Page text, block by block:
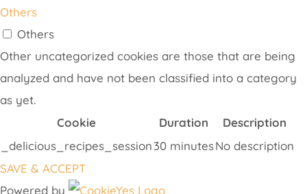
Others
Others
Other uncategorized cookies are those that are being
analyzed and have not been classified into a category
as yet.
Cookie
Duration
Description
_delicious_recipes_session30 minutesNo description
SAVE & ACCEPT
Powered by